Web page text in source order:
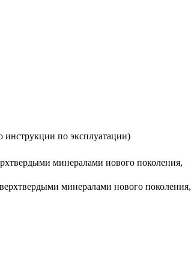
инструкции по эксплуатации)
минералами нового поколения,
минералами нового поколения,